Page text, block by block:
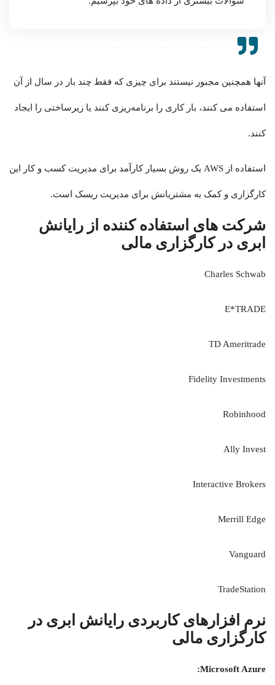
آنها همچنین مجبور نیستند برای چیزی که فقط چند بار در سال از آن
استفاده می کنند، بار کاری را برنامه‌ریزی کنند یا زیرساختی را ایجاد
کنند.
استفاده از AWS یک روش بسیار کارآمد برای مدیریت کسب و کار این
کارگزاری و کمک به مشتریانش برای مدیریت ریسک است.
شرکت های استفاده کننده از رایانش
ابری در کارگزاری مالی
Charles Schwab
E*TRADE
TD Ameritrade
Fidelity Investments
Robinhood
Ally Invest
Interactive Brokers
Merrill Edge
Vanguard
TradeStation
نرم افزارهای کاربردی رایانش ابری در
کارگزاری مالی
Microsoft Azure: